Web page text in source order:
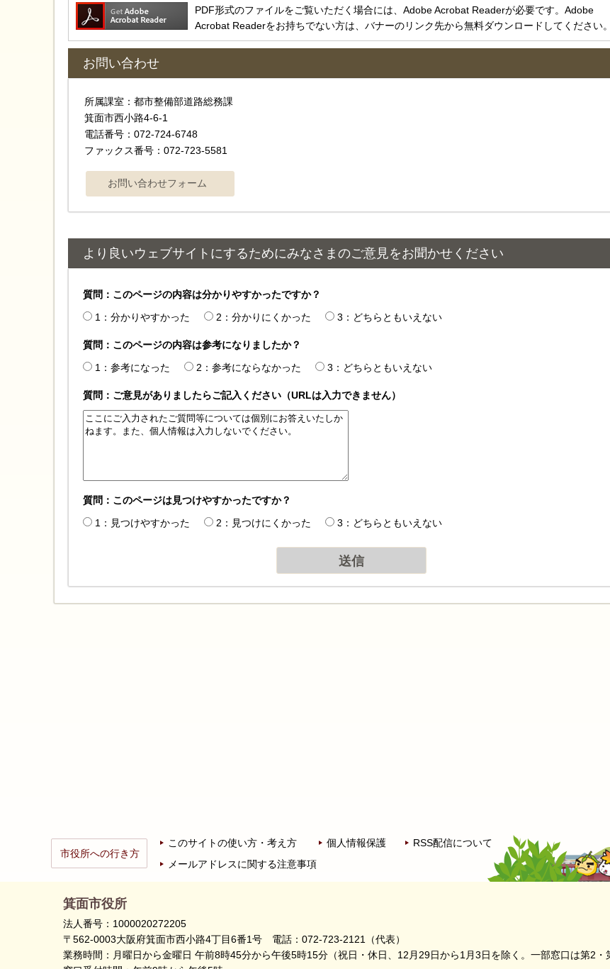
PDF形式のファイルをご覧いただく場合には、Adobe Acrobat Readerが必要です。Adobe
Acrobat Readerをお持ちでない方は、バナーのリンク先から無料ダウンロードしてください。
お問い合わせ
所属課室：都市整備部道路総務課
箕面市西小路4-6-1
電話番号：072-724-6748
ファックス番号：072-723-5581
より良いウェブサイトにするためにみなさまのご意見をお聞かせください
質問：このページの内容は分かりやすかったですか？
1：分かりやすかった
2：分かりにくかった 3：どちらともいえない
質問：このページの内容は参考になりましたか？
1：参考になった
2：参考にならなかった 3：どちらともいえない
質問：ご意見がありましたらご記入ください（URLは入力できません）
質問：このページは見つけやすかったですか？
1：見つけやすかった
2：見つけにくかった 3：どちらともいえない
市役所への行き方
このサイトの使い方・考え方 個人情報保護
RSS配信について
メールアドレスに関する注意事項
箕面市役所
法人番号：1000020272205
〒562-0003大阪府箕面市西小路4丁目6番1号 電話：072-723-2121（代表）
業務時間：月曜日から金曜日 午前8時45分から午後5時15分 （祝日・休日、12月29日から1月3日を除く。 一部窓口は第2・